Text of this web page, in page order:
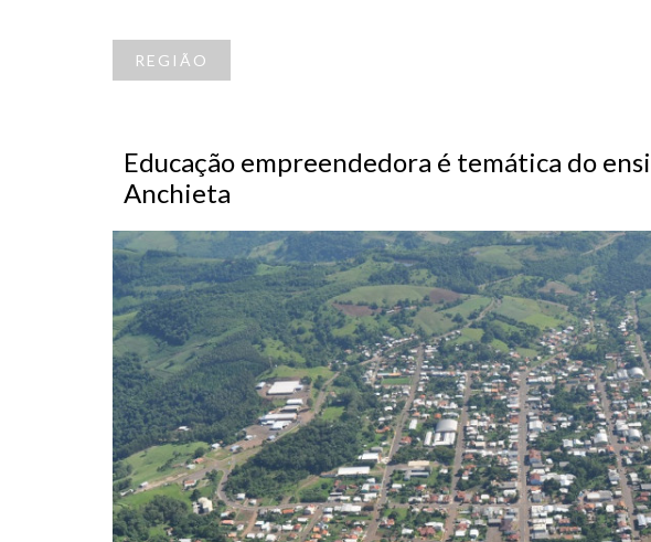
REGIÃO
Educação empreendedora é temática do
Anchieta